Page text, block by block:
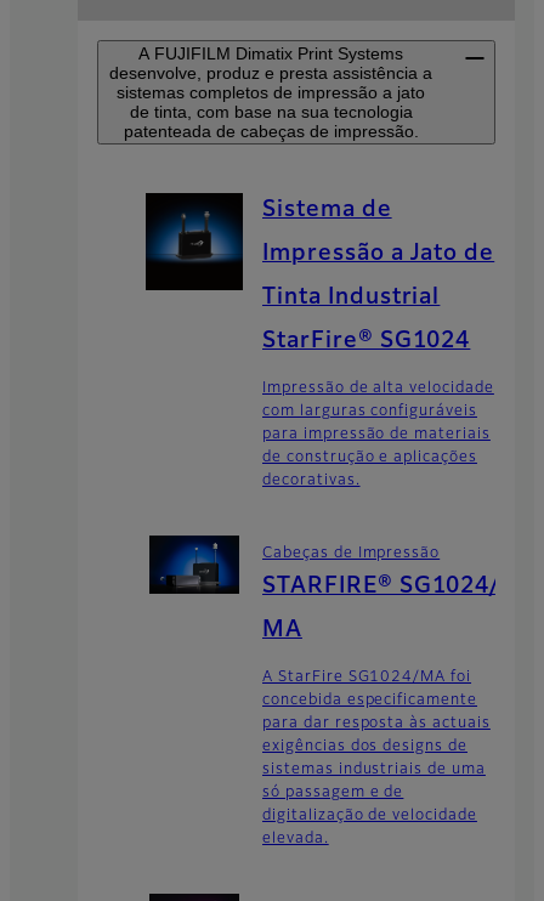
A FUJIFILM Dimatix Print Systems
desenvolve, produz e presta assistência a
sistemas completos de impressão a jato
de tinta, com base na sua tecnologia
patenteada de cabeças de impressão.
Sistema de
Impressão a Jato de
Tinta Industrial
StarFire® SG1024
Impressão de alta velocidade
com larguras configuráveis
para impressão de materiais
de construção e aplicações
decorativas.
Cabeças de Impressão
STARFIRE® SG1024/
MA
A StarFire SG1024/MA foi
concebida especificamente
para dar resposta às actuais
exigências dos designs de
sistemas industriais de uma
só passagem e de
digitalização de velocidade
elevada.